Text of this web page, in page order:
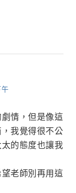
情，但是像這
我覺得很不公
的態度也讓我
老師別再用這